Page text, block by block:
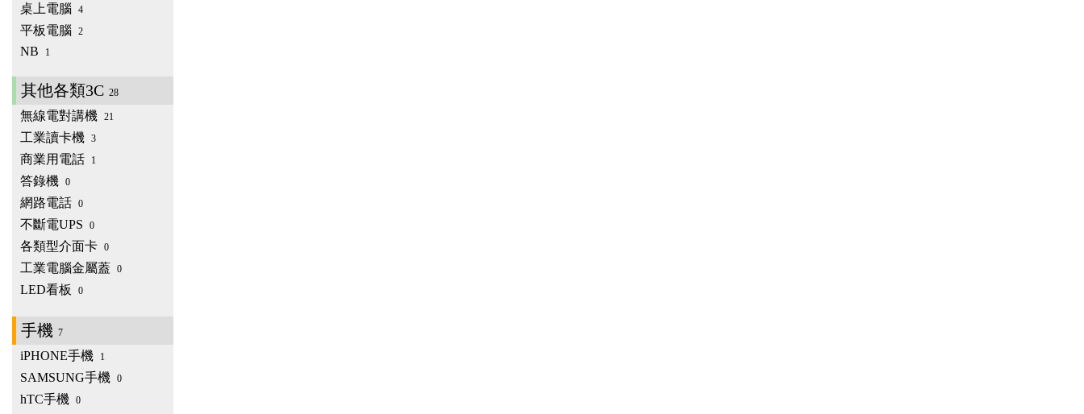
桌上電腦 4
平板電腦 2
NB 1
其他各類3C 28
無線電對講機 21
工業讀卡機 3
商業用電話 1
答錄機 0
網路電話 0
不斷電UPS 0
各類型介面卡 0
工業電腦金屬蓋 0
LED看板 0
手機 7
iPHONE手機 1
SAMSUNG手機 0
hTC手機 0